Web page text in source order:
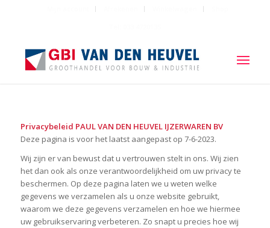
Privacybeleid PAUL VAN DEN HEUVEL IJZERWAREN BV
Deze pagina is voor het laatst aangepast op 7-6-2023.
Wij zijn er van bewust dat u vertrouwen stelt in ons. Wij zien
het dan ook als onze verantwoordelijkheid om uw privacy te
beschermen. Op deze pagina laten we u weten welke
gegevens we verzamelen als u onze website gebruikt,
waarom we deze gegevens verzamelen en hoe we hiermee
uw gebruikservaring verbeteren. Zo snapt u precies hoe wij